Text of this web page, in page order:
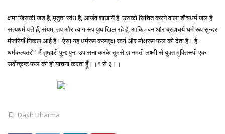
क्षमा जिसकी जड़ है, मृतुता स्वंध है, आर्जव शाखायें हैं, उसको सिचित करने वाला शौचधर्म जल है
सत्यधर्म पत्ते हैं, संयम, तप और त्याग रूप पुष्प खिल रहे हैं, आकिञ्चन और ब्रह्मचर्य धर्म रूप सुन्दर
मंजरियाँ निकल आई हैं। ऐसा यह धर्मरूप कल्पवृक्ष स्वर्ग और मोक्षरूप फल को देता है। हे
धर्मकल्पतरो ! मैं तुम्हारी पुन: पुन: उपासना करके तुमसे ज्ञानमती लक्ष्मी से युक्त मुक्तिरूपी एक
सर्वोत्कृष्ट फल की ही याचना करता हूँ।।१ से ३।।
Dash Dharma